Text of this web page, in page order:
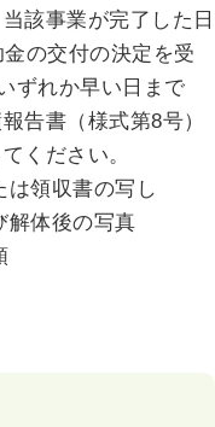
該事業が完了した日
の交付の決定を受
ずれか早い日まで
告書（様式第8号）
ください。
は領収書の写し
解体後の写真